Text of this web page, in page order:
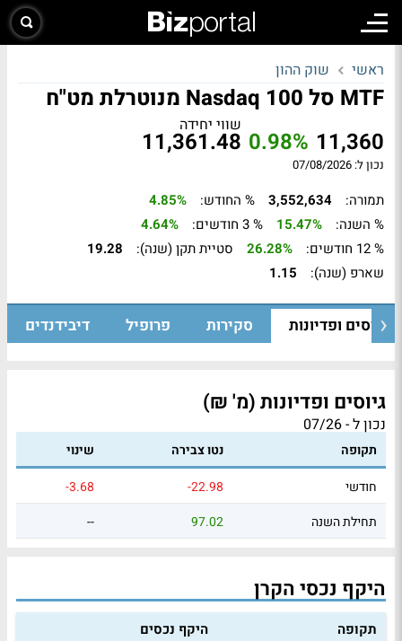
ראשי שוק ההון
MTF סל Nasdaq 100 מנוטרלת מט"ח
11,360
0.98%
שווי יחידה
11,361.48
נכון ל: 07/08/2026
תמורה: 3,552,634 % החודש:
4.85%
% השנה:
15.47% % 3 חודשים:
4.64%
% 12 חודשים:
26.28% סטיית תקן (שנה):
19.28
שארפ (שנה):
1.15
גיוסים ופדיונות סקירות פרופיל דיבידנדים
גיוסים ופדיונות (מ' ₪)
נכון ל - 07/26
תקופה נטו צבירה
שינוי
חודשי
-22.98
-3.68
תחילת השנה
97.02
--
היקף נכסי הקרן
תקופה היקף נכסים